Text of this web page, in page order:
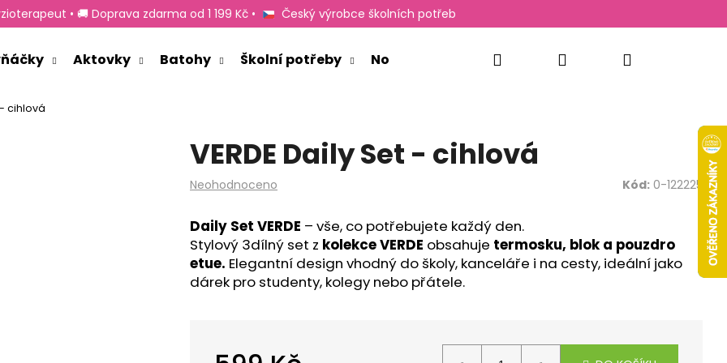
• 🚚 Doprava zdarma od 1 199 Kč • Český výrobce školních potřeb
Aktovky Batohy Školní potřeby Novinky OxyladyHledat PřihlášeníNákupní
- cihlová
Průměrné
je
0,0
z
5
hvězdiček.
Neohodnoceno
VERDE Daily Set - cihlová
Kód: 0-122225
Daily Set VERDE – vše, co potřebujete každý den.
Stylový 3dílný set z kolekce VERDE obsahuje termosku, blok a pouzdro
etue. Elegantní design vhodný do školy, kanceláře i na cesty, ideální jako
dárek pro studenty, kolegy nebo přátele.
HLEDAT